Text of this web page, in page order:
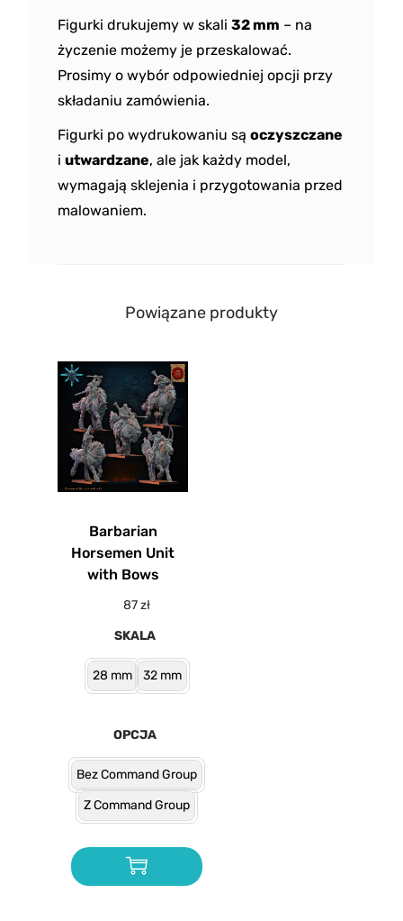
Figurki drukujemy w skali 32 mm – na
życzenie możemy je przeskalować.
Prosimy o wybór odpowiedniej opcji przy
składaniu zamówienia.
Figurki po wydrukowaniu są oczyszczane
i utwardzane, ale jak każdy model,
wymagają sklejenia i przygotowania przed
malowaniem.
Powiązane produkty
Barbarian
Horsemen Unit
with Bows
87zł
SKALA
28 mm 32 mm
OPCJA
Bez Command Group
Z Command Group